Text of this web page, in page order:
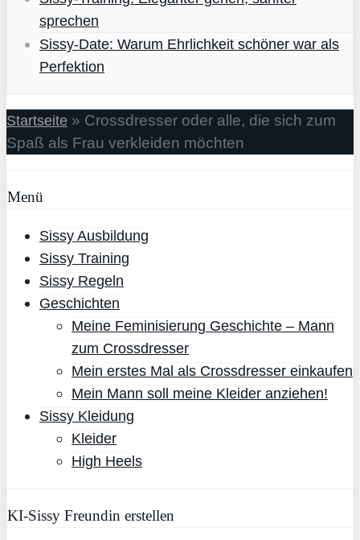
sprechen
Sissy-Date: Warum Ehrlichkeit schöner war als
Perfektion
Startseite » Crossdresser oder alle, die sich zum
Spaß als Frau verkleiden möchten
Menü
Sissy Ausbildung
Sissy Training
Sissy Regeln
Geschichten
Meine Feminisierung Geschichte – Mann
zum Crossdresser
Mein erstes Mal als Crossdresser einkaufen
Mein Mann soll meine Kleider anziehen!
Sissy Kleidung
Kleider
High Heels
KI-Sissy Freundin erstellen